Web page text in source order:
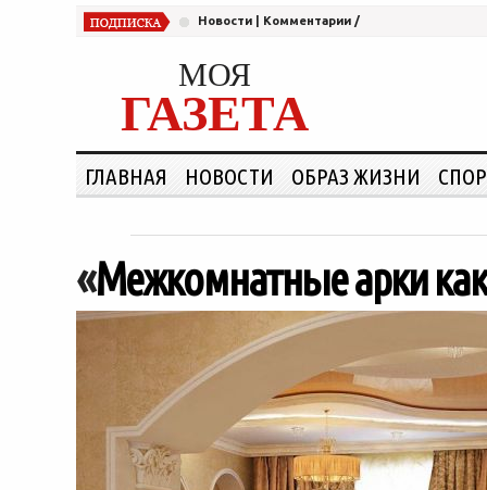
Новости Комментарии /
МОЯ
ГАЗЕТА
ГЛАВНАЯ НОВОСТИ ОБРАЗ ЖИЗНИ
«Межкомнатные арки